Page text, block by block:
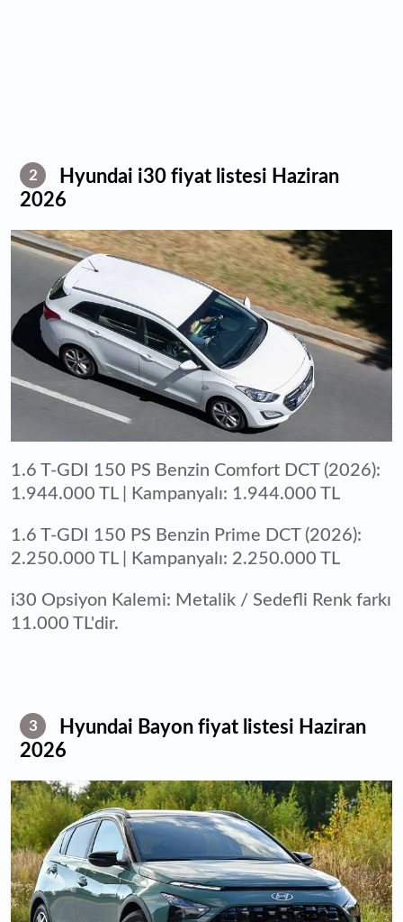
2
Hyundai i30 fiyat listesi Haziran
2026
1.6 T-GDI 150 PS Benzin Comfort DCT (2026):
1.944.000 TL | Kampanyalı: 1.944.000 TL
1.6 T-GDI 150 PS Benzin Prime DCT (2026):
2.250.000 TL | Kampanyalı: 2.250.000 TL
i30 Opsiyon Kalemi: Metalik / Sedefli Renk farkı
11.000 TL'dir.
3
Hyundai Bayon fiyat listesi Haziran
2026